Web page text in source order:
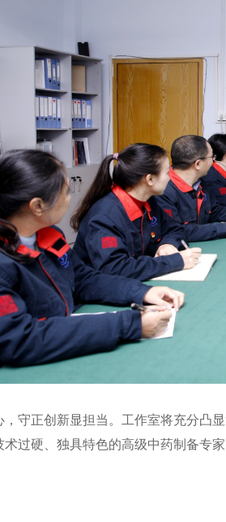
守正创新显担当。工作室将充分凸
术过硬、独具特色的高级中药制备专